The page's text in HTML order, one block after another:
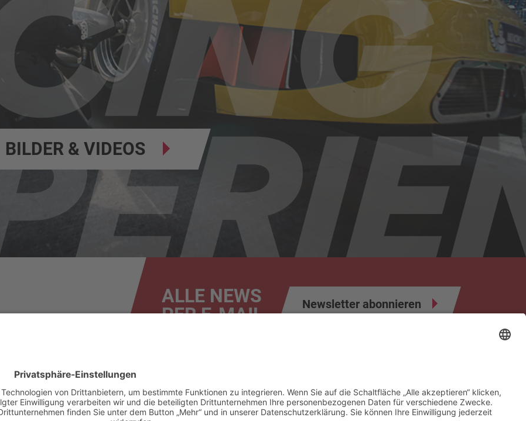
BILDER & VIDEOS
ALLE NEWS
PER E-MAIL
Newsletter abonnieren
News Renntermine Ergebnisse Bilder & Videos Fahrer Infos & Formulare Sponsoren & Partner Kontakt